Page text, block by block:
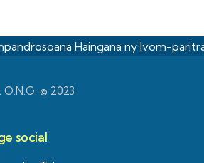
Haingana ny Ivom-
O.N.G. © 2023
social